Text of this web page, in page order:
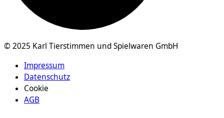
© 2025 Karl Tierstimmen und Spielwaren GmbH
Impressum
Datenschutz
Cookie
AGB